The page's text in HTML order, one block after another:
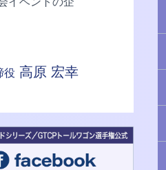
役 高原 宏幸